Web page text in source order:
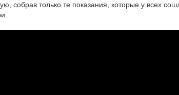
собрав только те показания, которые у всех